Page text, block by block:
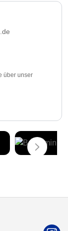
über unser